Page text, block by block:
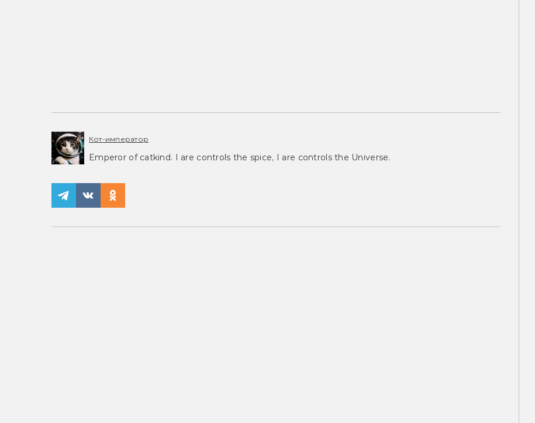
Кот-император
Emperor of catkind. I are controls the spice, I are controls the Universe.